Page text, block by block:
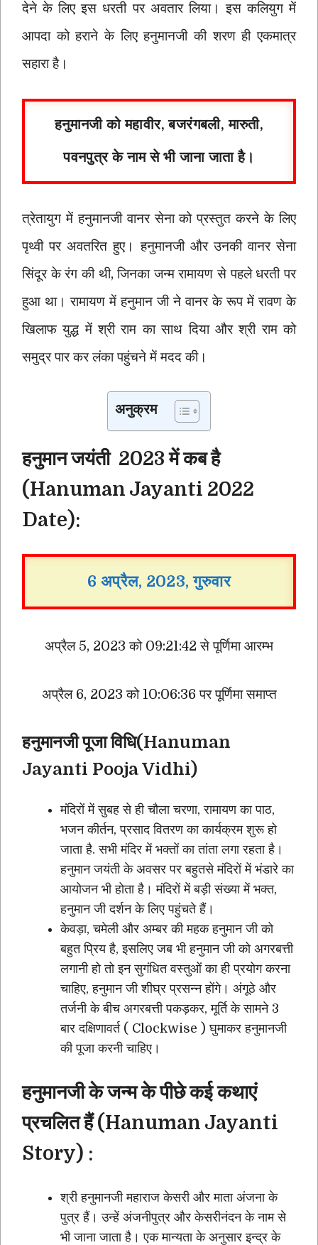
देने के लिए इस धरती पर अवतार लिया। इस कलियुग में
आपदा को हराने के लिए हनुमानजी की शरण ही एकमात्र
सहारा है।
हनुमानजी को महावीर, बजरंगबली, मारुती,
पवनपुत्र के नाम से भी जाना जाता है।
त्रेतायुग में हनुमानजी वानर सेना को प्रस्तुत करने के लिए
पृथ्वी पर अवतरित हुए। हनुमानजी और उनकी वानर सेना
सिंदूर के रंग की थी, जिनका जन्म रामायण से पहले धरती पर
हुआ था। रामायण में हनुमान जी ने वानर के रूप में रावण के
खिलाफ युद्ध में श्री राम का साथ दिया और श्री राम को
समुद्र पार कर लंका पहुंचने में मदद की।
अनुक्रम
हनुमान जयंती 2023 में कब है
(Hanuman Jayanti 2022
Date):
6 अप्रैल, 2023, गुरुवार
अप्रैल 5, 2023 को 09:21:42 से पूर्णिमा आरम्भ
अप्रैल 6, 2023 को 10:06:36 पर पूर्णिमा समाप्त
हनुमानजी पूजा विधि(Hanuman
Jayanti Pooja Vidhi)
मंदिरों में सुबह से ही चौला चरणा, रामायण का पाठ,
भजन कीर्तन, प्रसाद वितरण का कार्यक्रम शुरू हो
जाता है. सभी मंदिर में भक्तों का तांता लगा रहता है।
हनुमान जयंती के अवसर पर बहुतसे मंदिरों में भंडारे का
आयोजन भी होता है। मंदिरों में बड़ी संख्या में भक्त,
हनुमान जी दर्शन के लिए पहुंचते हैं।
केवड़ा, चमेली और अम्बर की महक हनुमान जी को
बहुत प्रिय है, इसलिए जब भी हनुमान जी को अगरबत्ती
लगानी हो तो इन सुगंधित वस्तुओं का ही प्रयोग करना
चाहिए, हनुमान जी शीघ्र प्रसन्न होंगे। अंगूठे और
तर्जनी के बीच अगरबत्ती पकड़कर, मूर्ति के सामने 3
बार दक्षिणावर्त ( Clockwise ) घुमाकर हनुमानजी
की पूजा करनी चाहिए।
हनुमानजी के जन्म के पीछे कई कथाएं
प्रचलित हैं (Hanuman Jayanti
Story) :
श्री हनुमानजी महाराज केसरी और माता अंजना के
पुत्र हैं। उन्हें अंजनीपुत्र और केसरीनंदन के नाम से
भी जाना जाता है। एक मान्यता के अनुसार इन्द्र के